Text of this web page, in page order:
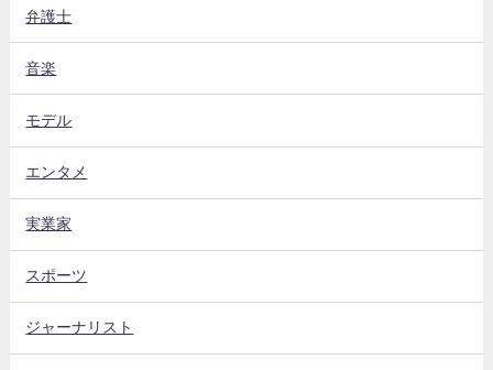
弁護士
音楽
モデル
エンタメ
実業家
スポーツ
ジャーナリスト